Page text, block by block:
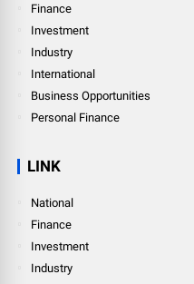
Finance
Investment
Industry
International
Business Opportunities
Personal Finance
LINK
National
Finance
Investment
Industry